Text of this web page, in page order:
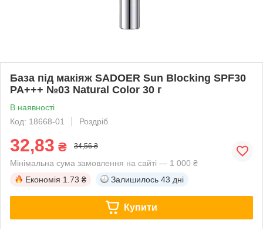
База під макіяж SADOER Sun Blocking SPF30
PA+++ №03 Natural Color 30 г
В наявності
Код: 18668-01
Роздріб
32,83 ₴ 34,56 ₴
Мінімальна сума замовлення на сайті — 1 000 ₴
Економія 1.73 ₴ Залишилось 43 дні
Купити